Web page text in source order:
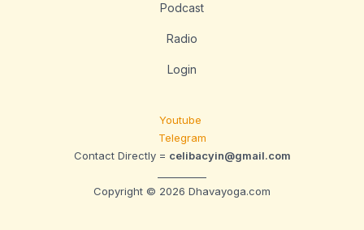
Podcast
Radio
Login
Youtube
Telegram
Contact Directly = celibacyin@gmail.com
Copyright © 2026 Dhavayoga.com